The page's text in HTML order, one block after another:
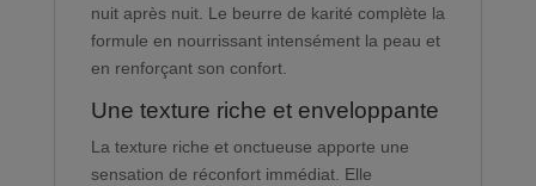
nuit après nuit. Le beurre de karité complète la
formule en nourrissant intensément la peau et
en renforçant son confort.
Une texture riche et enveloppante
La texture riche et onctueuse apporte une
sensation de réconfort immédiat. Elle